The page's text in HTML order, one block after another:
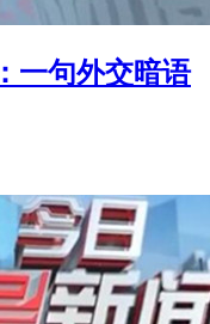
一句外交暗语